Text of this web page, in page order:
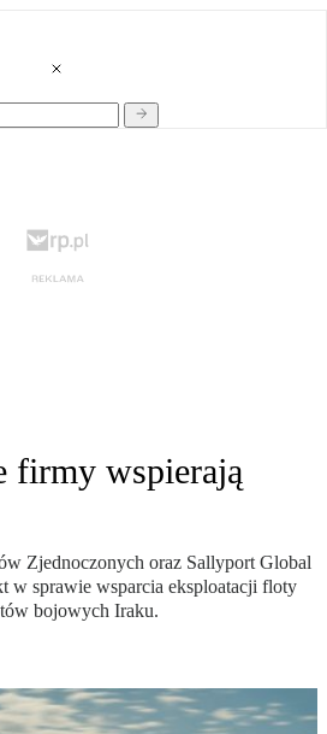
firmy wspierają
Zjednoczonych oraz Sallyport Global
w sprawie wsparcia eksploatacji floty
bojowych Iraku.